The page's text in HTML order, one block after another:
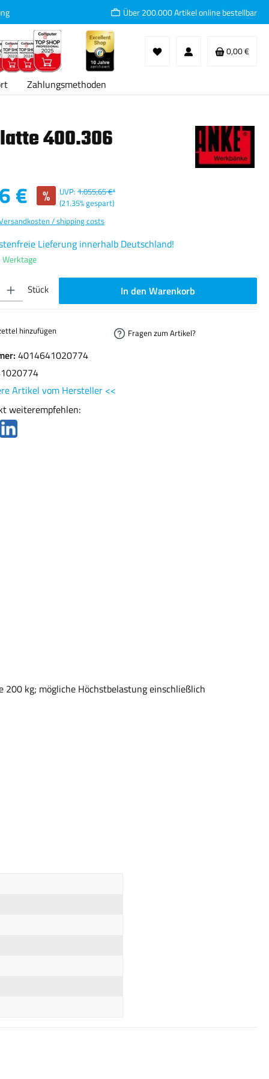
Über 200.000 Artikel online bestellbar
0,00 €
Zahlungsmethoden
400.306
€ % UVP: 1.055,65 €*
(21.35% gespart)
/ shipping costs
Lieferung innerhalb Deutschland!
den gewünschten Wert ein oder benutze die Schaltflächen um die Anzahl zu erhöhen
Stück In den Warenkorb
hinzufügen Fragen zum Artikel?
4014641020774
Artikel vom Hersteller <<
weiterempfehlen:
kg; mögliche Höchstbelastung einschließlich